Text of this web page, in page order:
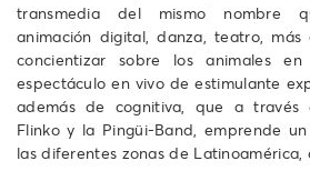
transmedia del mismo nombre
animación digital, danza, teatro,
concientizar sobre los animales
espectáculo en vivo de estimulante
además de cognitiva, que a través
Flinko y la Pingüi-Band, emprende
las diferentes zonas de Latinoamérica,